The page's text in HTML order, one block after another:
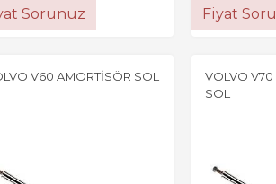
Sorunuz Fiyat
V60 AMORTİSÖR SOL
VOLVO
SOL